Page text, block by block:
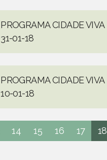
PROGRAMA CIDADE VIVA
31-01-18
PROGRAMA CIDADE VIVA
10-01-18
14 15 16 17 18